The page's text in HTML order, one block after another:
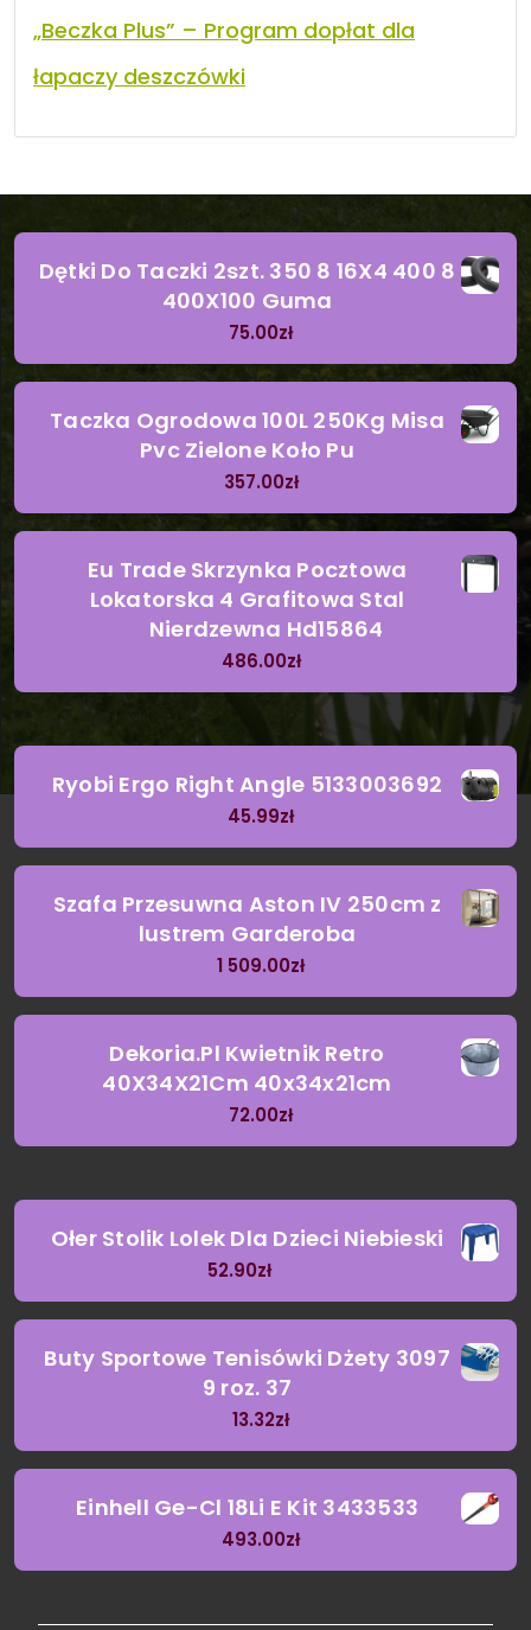
„Beczka Plus” – Program dopłat dla
łapaczy deszczówki
Dętki Do Taczki 2szt. 350 8 16X4 400 8
400X100 Guma
75.00zł
Taczka Ogrodowa 100L 250Kg Misa
Pvc Zielone Koło Pu
357.00zł
Eu Trade Skrzynka Pocztowa
Lokatorska 4 Grafitowa Stal
Nierdzewna Hd15864
486.00zł
Ryobi Ergo Right Angle 5133003692
45.99zł
Szafa Przesuwna Aston IV 250cm z
lustrem Garderoba
1 509.00zł
Dekoria.Pl Kwietnik Retro
40X34X21Cm 40x34x21cm
72.00zł
Ołer Stolik Lolek Dla Dzieci Niebieski
52.90zł
Buty Sportowe Tenisówki Dżety 3097
9 roz. 37
13.32zł
Einhell Ge-Cl 18Li E Kit 3433533
493.00zł